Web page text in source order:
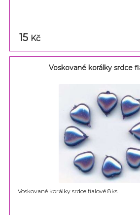
15 Kč
Voskované korálky srdce
Voskované korálky srdce fialové 8ks